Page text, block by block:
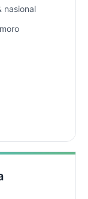
nasional